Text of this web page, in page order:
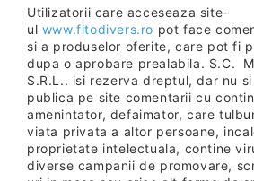
Utilizatorii care acceseaza site-
ul www.fitodivers.ro pot face
si a produselor oferite, care pot fi
dupa o aprobare prealabila. S.C.
S.R.L.. isi rezerva dreptul, dar nu
publica pe site comentarii cu
amenintator, defaimator, care
viata privata a altor persoane,
proprietate intelectuala, contine
diverse campanii de promovare,